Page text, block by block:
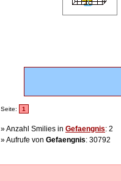
Seite: 1
» Anzahl Smilies in Gefaengnis: 2
» Aufrufe von Gefaengnis: 30792